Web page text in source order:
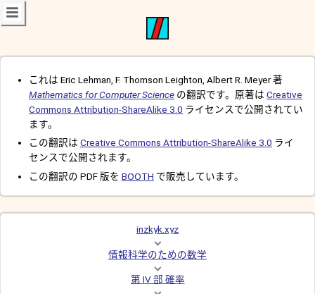
これは Eric Lehman, F. Thomson Leighton, Albert R. Meyer 著
Mathematics for Computer Science の翻訳です。原著は Creative
Commons Attribution-ShareAlike 3.0 ライセンスで公開されてい
ます。
この翻訳は Creative Commons Attribution-ShareAlike 3.0 ライ
センスで公開されます。
この翻訳の PDF 版を BOOTH で販売しています。
inzkyk.xyz
情報科学のための数学
第 IV 部 確率